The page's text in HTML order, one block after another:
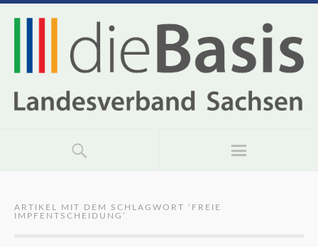
ARTIKEL MIT DEM SCHLAGWORT ‘ FREIE
IMPFENTSCHEIDUNG ’